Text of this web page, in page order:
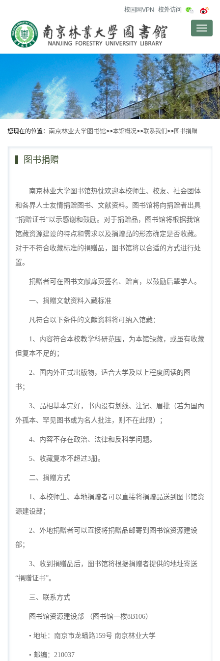
校园网VPN 校外访问
Toggle
您现在的位置： 南京林业大学图书馆>>本馆概况>>联系我们 >>图书捐赠
图书捐赠
南京林业大学图书馆热忱欢迎本校师生、校友、社会团体
和各界人士友情捐赠图书、文献资料。图书馆将向捐赠者出具
“捐赠证书”以示感谢和鼓励。对于捐赠品，图书馆将根据我馆
馆藏资源建设的特点和需求以及捐赠品的形态确定是否收藏。
对于不符合收藏标准的捐赠品，图书馆将以合适的方式进行处
置。
捐赠者可在图书文献扉页签名、赠言，以鼓励后辈学人。
一、捐赠文献资料入藏标准
凡符合以下条件的文献资料将可纳入馆藏：
1、内容符合本校教学科研范围，为本馆缺藏，或虽有收藏
但复本不足的；
2、国内外正式出版物，适合大学及以上程度阅读的图
书；
3、品相基本完好，书内没有划线、注记、眉批（若为国內
外孤本、罕见图书或为名人批注，则不在此限）；
4、内容不存在政治、法律和反科学问题。
5、收藏复本不超过3册。
二、捐赠方式
1、本校师生、本地捐赠者可以直接将捐赠品送到图书馆资
源建设部；
2、外地捐赠者可以直接将捐赠品邮寄到图书馆资源建设
部；
3、收到捐赠品后，图书馆将根据捐赠者提供的地址寄送
“捐赠证书”。
三、联系方式
图书馆资源建设部 （图书馆一楼8B106）
• 地址：南京市龙蟠路159号 南京林业大学
• 邮编：210037